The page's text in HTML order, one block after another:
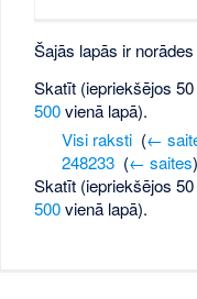
Šajās lapās ir
Skatīt (iepriekšējos
500vienā lapā).
Visi raksti‎ (←
248233‎ (← saites)
Skatīt (iepriekšējos
500vienā lapā).